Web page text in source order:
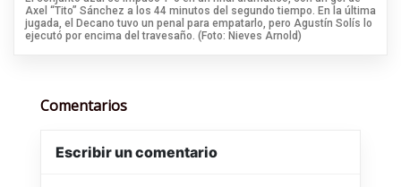
Axel “Tito” Sánchez a los 44 minutos del segundo tiempo. En la última
jugada, el Decano tuvo un penal para empatarlo, pero Agustín Solís lo
ejecutó por encima del travesaño. (Foto: Nieves Arnold)
Comentarios
Escribir un comentario